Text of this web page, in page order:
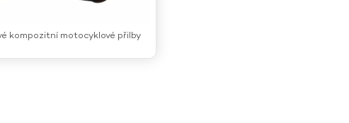
kompozitní motocyklové přilby